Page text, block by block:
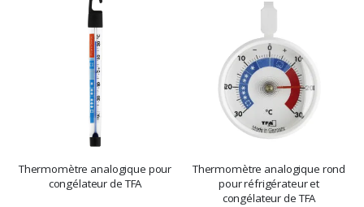
Thermomètre analogique pour
congélateur de TFA
Thermomètre analogique rond
pour réfrigérateur et
congélateur de TFA